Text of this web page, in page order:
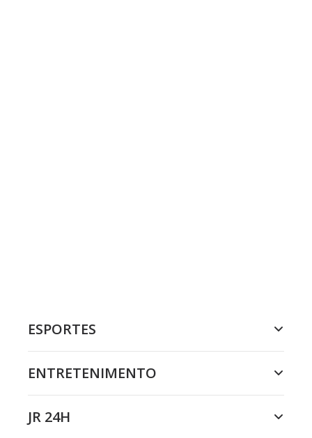
ESPORTES
ENTRETENIMENTO
JR 24H